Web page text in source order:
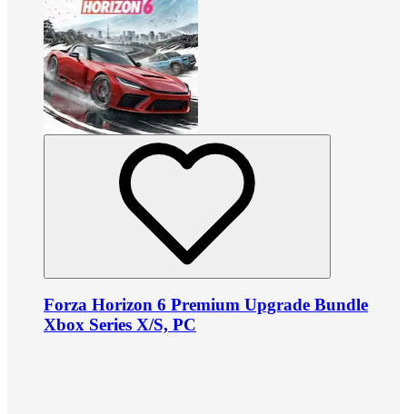
Forza Horizon 6 Premium Upgrade Bundle
Xbox Series X/S, PC